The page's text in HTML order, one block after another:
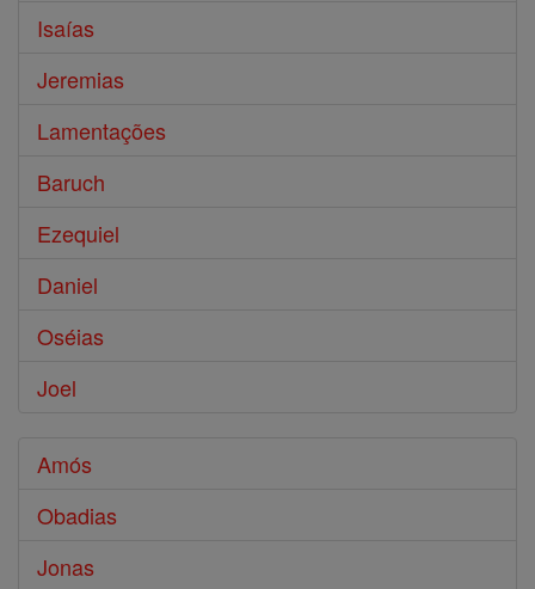
Isaías
Jeremias
Lamentações
Baruch
Ezequiel
Daniel
Oséias
Joel
Amós
Obadias
Jonas